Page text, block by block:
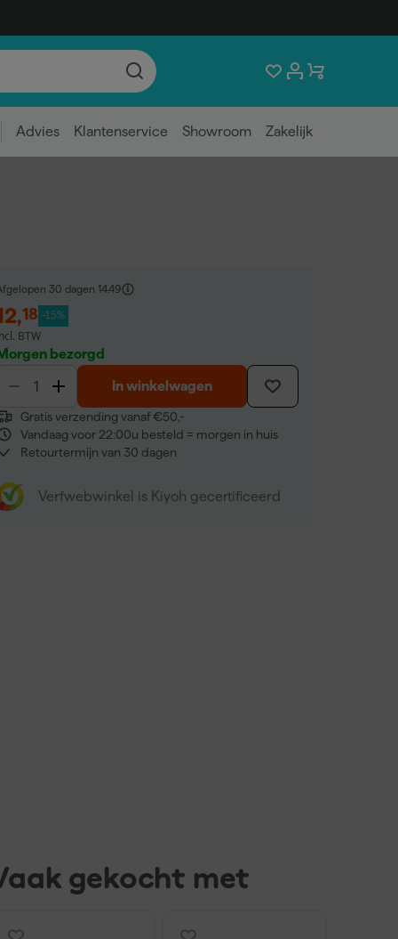
Advies Klantenservice Showroom Zakelijk
30 dagen 14,49
,18 -15%
BTW
bezorgd
In winkelwagen
Gratis verzending vanaf €50,-
Vandaag voor 22:00u besteld = morgen in huis
Retourtermijn van 30 dagen
Verfwebwinkel is Kiyoh gecertificeerd
gekocht met